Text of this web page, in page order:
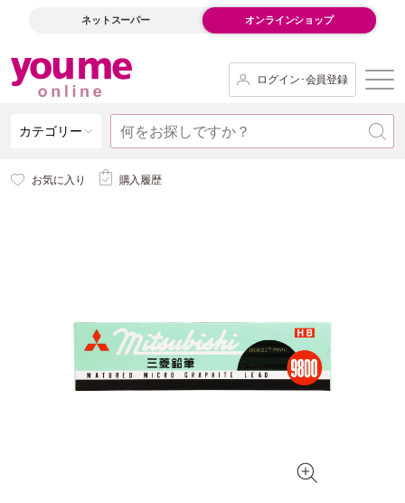
ネットスーパー オンラインショップ
ログイン･会員登録
カテゴリー
お気に入り 購入履歴